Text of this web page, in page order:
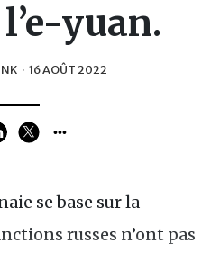
yuan.
· 16 AOÛT 2022
se base sur la
russes n’ont pas